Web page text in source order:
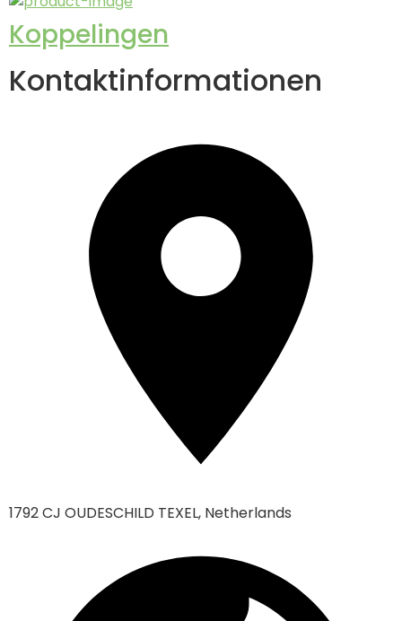
Koppelingen
Kontaktinformationen
1792 CJ OUDESCHILD TEXEL, Netherlands